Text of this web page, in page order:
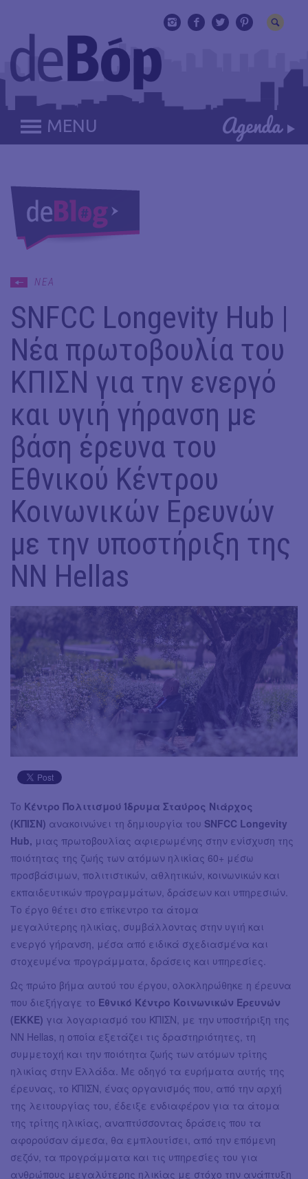
MENU
ΝΕΑ
SNFCC Longevity Hub |
Νέα πρωτοβουλία του
ΚΠΙΣΝ για την ενεργό
και υγιή γήρανση με
βάση έρευνα του
Εθνικού Κέντρου
Κοινωνικών Ερευνών
με την υποστήριξη της
NN Hellas
To Κέντρο Πολιτισμού Ίδρυμα Σταύρος Νιάρχος
(ΚΠΙΣΝ) ανακοινώνει τη δημιουργία του SNFCC Longevity
Hub, μιας πρωτοβουλίας αφιερωμένης στην ενίσχυση της
ποιότητας της ζωής των ατόμων ηλικίας 60+ μέσω
προσβάσιμων, πολιτιστικών, αθλητικών, κοινωνικών και
εκπαιδευτικών προγραμμάτων, δράσεων και υπηρεσιών.
Το έργο θέτει στο επίκεντρο τα άτομα
μεγαλύτερης ηλικίας, συμβάλλοντας στην υγιή και
ενεργό γήρανση, μέσα από ειδικά σχεδιασμένα και
στοχευμένα προγράμματα, δράσεις και υπηρεσίες.
Ως πρώτο βήμα αυτού του έργου, ολοκληρώθηκε η έρευνα
που διεξήγαγε το Εθνικό Κέντρο Κοινωνικών Ερευνών
(ΕΚΚΕ) για λογαριασμό του ΚΠΙΣΝ, με την υποστήριξη της
NN Hellas, η οποία εξετάζει τις δραστηριότητες, τη
συμμετοχή και την ποιότητα ζωής των ατόμων τρίτης
ηλικίας στην Ελλάδα. Με οδηγό τα ευρήματα αυτής της
έρευνας, το ΚΠΙΣΝ, ένας οργανισμός που, από την αρχή
της λειτουργίας του, έδειξε ενδιαφέρον για τα άτομα
της τρίτης ηλικίας, αναπτύσσοντας δράσεις που τα
αφορούσαν άμεσα, θα εμπλουτίσει, από την επόμενη
σεζόν, τα προγράμματα και τις υπηρεσίες του για
ανθρώπους μεγαλύτερης ηλικίας με στόχο την ανάπτυξη